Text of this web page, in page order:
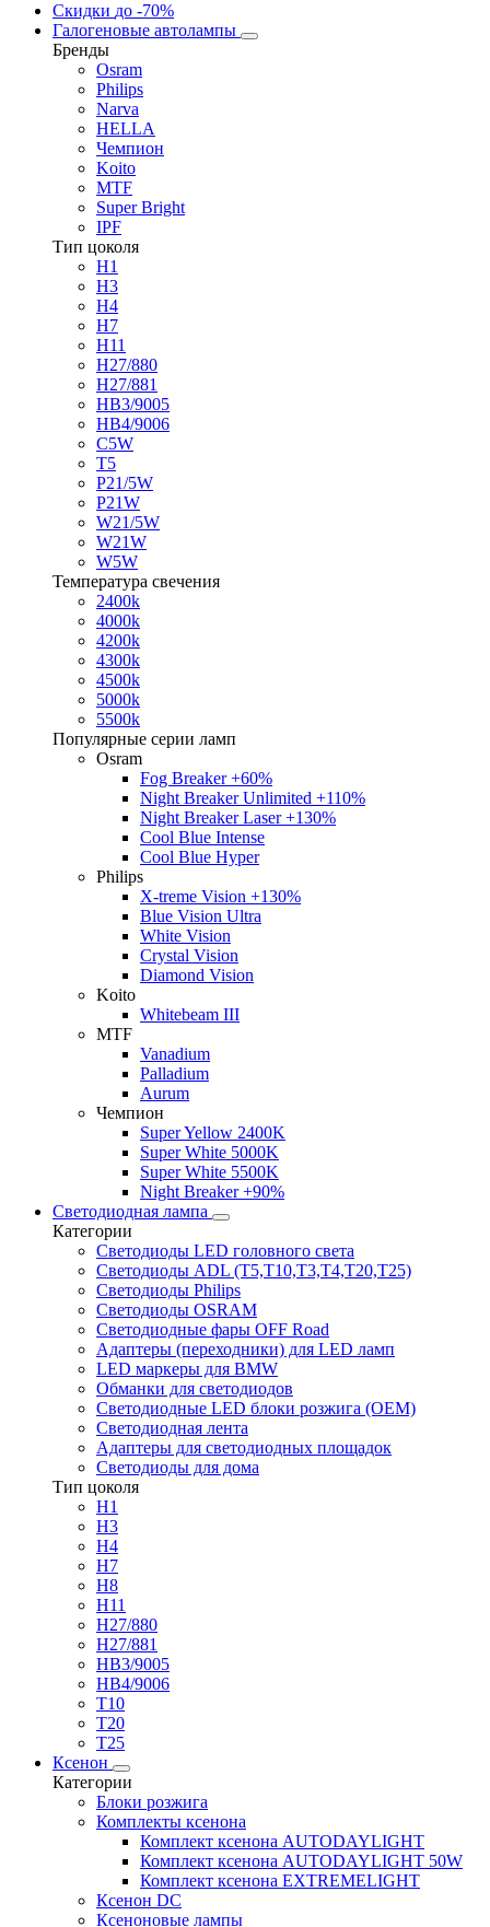
Скидки до -70%
Галогеновые автолампы
Бренды
Osram
Philips
Narva
HELLA
Чемпион
Koito
MTF
Super Bright
IPF
Тип цоколя
H1
H3
H4
H7
H11
H27/880
H27/881
HB3/9005
HB4/9006
C5W
T5
P21/5W
P21W
W21/5W
W21W
W5W
Температура свечения
2400k
4000k
4200k
4300k
4500k
5000k
5500k
Популярные серии ламп
Osram
Fog Breaker +60%
Night Breaker Unlimited +110%
Night Breaker Laser +130%
Cool Blue Intense
Cool Blue Hyper
Philips
X-treme Vision +130%
Blue Vision Ultra
White Vision
Crystal Vision
Diamond Vision
Koito
Whitebeam III
MTF
Vanadium
Palladium
Aurum
Чемпион
Super Yellow 2400K
Super White 5000K
Super White 5500K
Night Breaker +90%
Светодиодная лампа
Категории
Светодиоды LED головного света
Светодиоды ADL (T5,T10,T3,T4,T20,T25)
Светодиоды Philips
Светодиоды OSRAM
Светодиодные фары OFF Road
Адаптеры (переходники) для LED ламп
LED маркеры для BMW
Обманки для светодиодов
Светодиодные LED блоки розжига (OEM)
Светодиодная лента
Адаптеры для светодиодных площадок
Светодиоды для дома
Тип цоколя
H1
H3
H4
H7
H8
H11
H27/880
H27/881
HB3/9005
HB4/9006
T10
T20
T25
Ксенон
Категории
Блоки розжига
Комплекты ксенона
Комплект ксенона AUTODAYLIGHT
Комплект ксенона AUTODAYLIGHT 50W
Комплект ксенона EXTREMELIGHT
Ксенон DC
Ксеноновые лампы